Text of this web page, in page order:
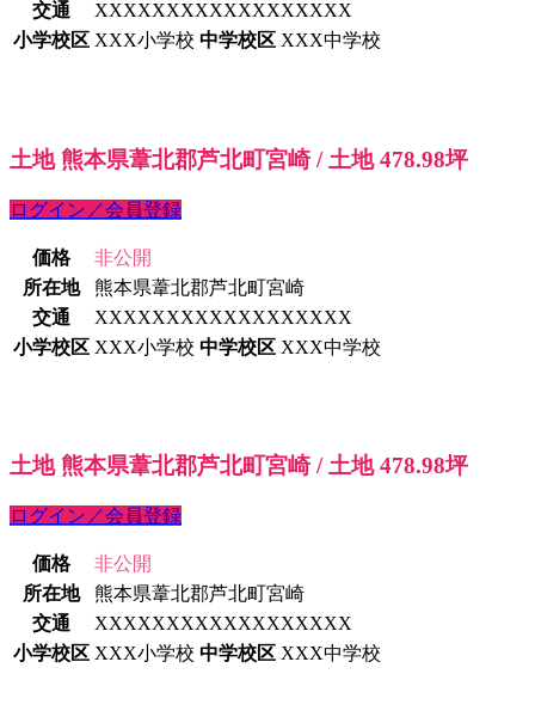
交通
XXXXXXXXXXXXXXXXXX
小学校区 XXX小学校 中学校区 XXX中学校
土地 熊本県葦北郡芦北町宮崎 / 土地 478.98坪
ログイン／会員登録
価格
非公開
所在地
熊本県葦北郡芦北町宮崎
交通
XXXXXXXXXXXXXXXXXX
小学校区 XXX小学校 中学校区 XXX中学校
土地 熊本県葦北郡芦北町宮崎 / 土地 478.98坪
ログイン／会員登録
価格
非公開
所在地
熊本県葦北郡芦北町宮崎
交通
XXXXXXXXXXXXXXXXXX
小学校区 XXX小学校 中学校区 XXX中学校